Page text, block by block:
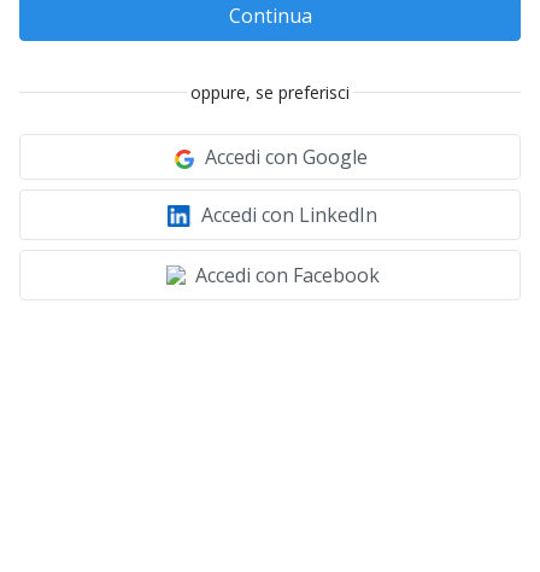
Continua
oppure, se preferisci
Accedi con Google
Accedi con LinkedIn
Accedi con Facebook